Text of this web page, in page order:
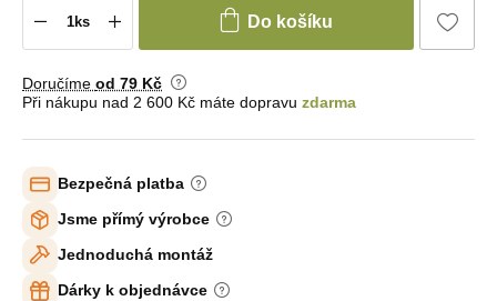
Do košíku
Doručíme od 79 Kč
Při nákupu nad 2 600 Kč máte dopravu zdarma
Bezpečná platba
Jsme přímý výrobce
Jednoduchá montáž
Dárky k objednávce